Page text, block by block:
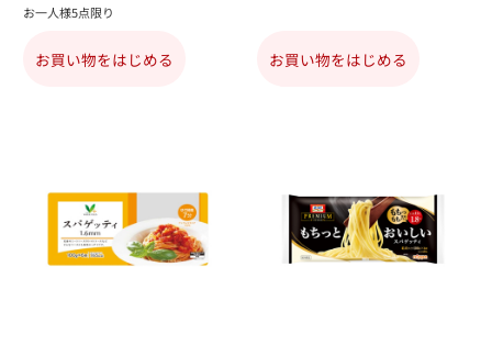
お一人様5点限り
お買い物をはじめる お買い物をはじめる